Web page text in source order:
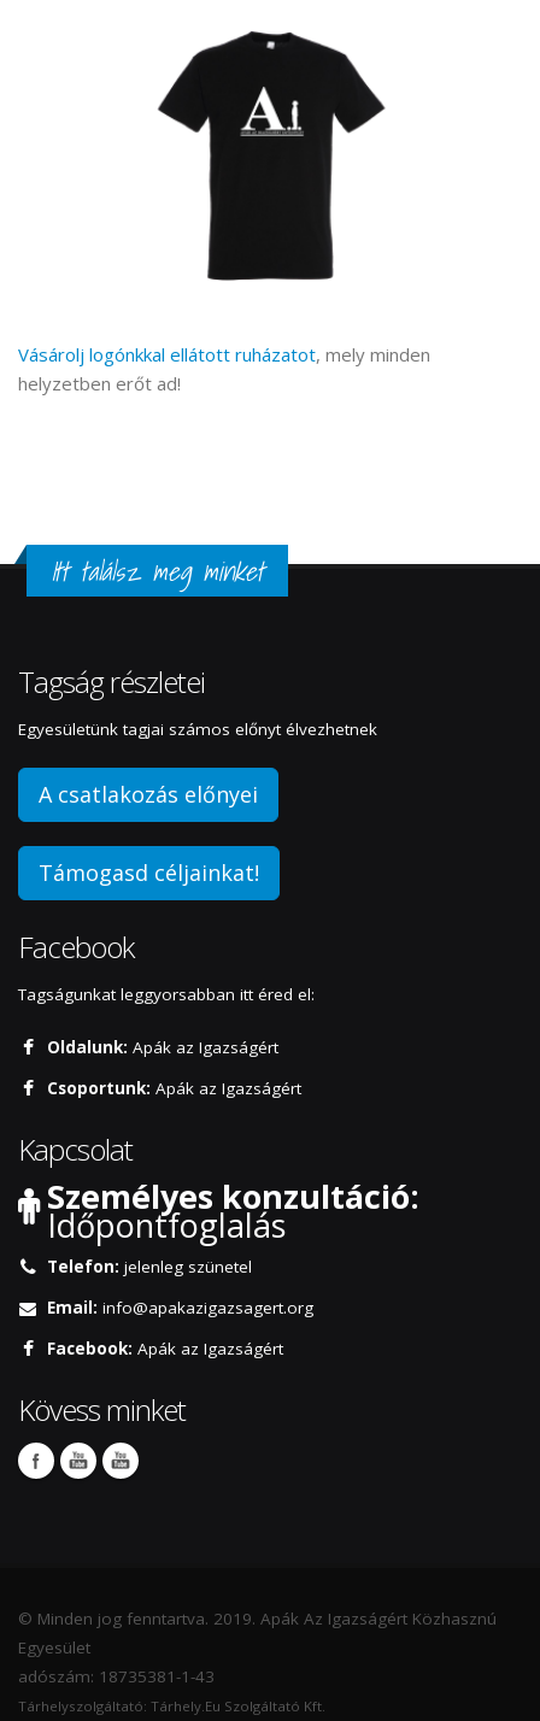
Vásárolj logónkkal ellátott ruházatot, mely minden
helyzetben erőt ad!
Itt találsz meg minket
Tagság részletei
Egyesületünk tagjai számos előnyt élvezhetnek
A csatlakozás előnyei
Támogasd céljainkat!
Facebook
Tagságunkat leggyorsabban itt éred el:
Oldalunk: Apák az Igazságért
Csoportunk: Apák az Igazságért
Kapcsolat
Személyes konzultáció:
Időpontfoglalás
Telefon: jelenleg szünetel
Email: info@apakazigazsagert.org
Facebook: Apák az Igazságért
Kövess minket
© Minden jog fenntartva. 2019. Apák Az Igazságért Közhasznú
Egyesület
adószám: 18735381-1-43
Tárhelyszolgáltató: Tárhely.Eu Szolgáltató Kft.